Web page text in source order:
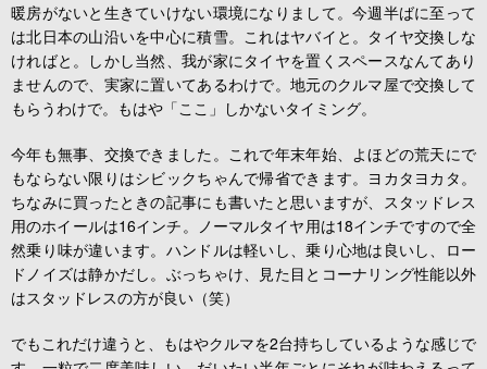
暖房がないと生きていけない環境になりまして。今週半ばに至って
は北日本の山沿いを中心に積雪。これはヤバイと。タイヤ交換しな
ければと。しかし当然、我が家にタイヤを置くスペースなんてあり
ませんので、実家に置いてあるわけで。地元のクルマ屋で交換して
もらうわけで。もはや「ここ」しかないタイミング。
今年も無事、交換できました。これで年末年始、よほどの荒天にで
もならない限りはシビックちゃんで帰省できます。ヨカタヨカタ。
ちなみに買ったときの記事にも書いたと思いますが、スタッドレス
用のホイールは16インチ。ノーマルタイヤ用は18インチですので全
然乗り味が違います。ハンドルは軽いし、乗り心地は良いし、ロー
ドノイズは静かだし。ぶっちゃけ、見た目とコーナリング性能以外
はスタッドレスの方が良い（笑）
でもこれだけ違うと、もはやクルマを2台持ちしているような感じで